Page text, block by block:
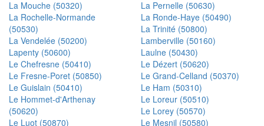
La Mouche (50320)
La Pernelle (50630)
La Rochelle-Normande
(50530)
La Ronde-Haye (50490)
La Trinité (50800)
La Vendelée (50200)
Lamberville (50160)
Lapenty (50600)
Laulne (50430)
Le Chefresne (50410)
Le Dézert (50620)
Le Fresne-Poret (50850)
Le Grand-Celland (50370)
Le Guislain (50410)
Le Ham (50310)
Le Hommet-d'Arthenay
(50620)
Le Loreur (50510)
Le Lorey (50570)
Le Luot (50870)
Le Mesnil (50580)